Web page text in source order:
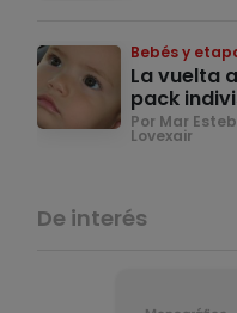
Bebés y
La vuelta
pack
Por Mar
Lovexair
De interés